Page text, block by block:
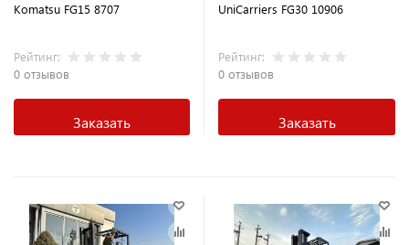
Komatsu FG15 8707
Рейтинг:
0 отзывов
Заказать
UniCarriers FG30 10906
Рейтинг:
0 отзывов
Заказать